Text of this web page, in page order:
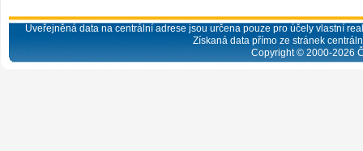
Uveřejněná data na centrální adrese jsou určena pouze pro účely vlastní
Získaná data přímo ze stránek
Copyright © 2000-2026